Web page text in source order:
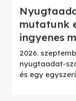
mutatunk
ingyenes
2026.
nyugtaadat-
és egy